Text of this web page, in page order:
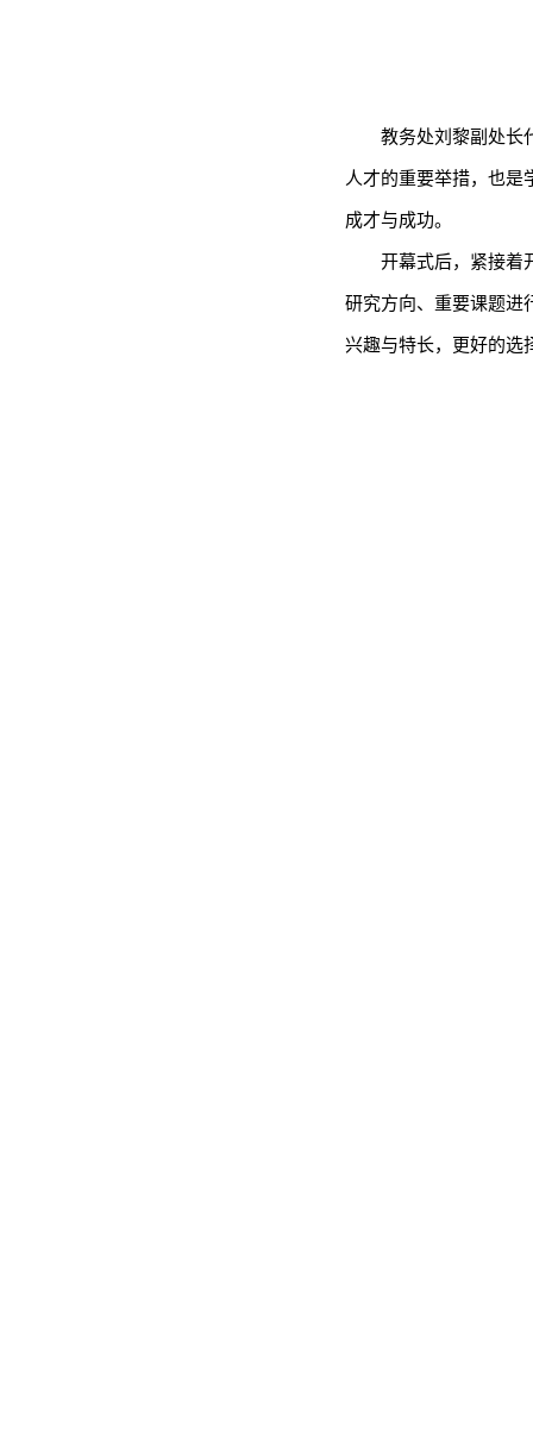
教务处刘黎副处长
人才的重要举措，也是
成才与成功。
开幕式后，紧接着
研究方向、重要课题进
兴趣与特长，更好的选